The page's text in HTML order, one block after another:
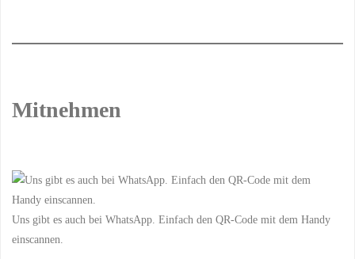
Mitnehmen
Uns gibt es auch bei WhatsApp. Einfach den QR-Code mit dem Handy
einscannen.